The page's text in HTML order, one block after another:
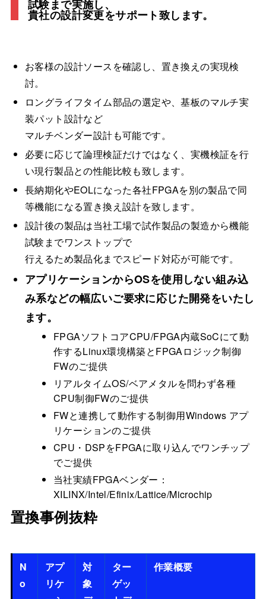
試験まで実施し、
貴社の設計変更をサポート致します。
お客様の設計ソースを確認し、置き換えの実現検
討。
ロングライフタイム部品の選定や、基板のマルチ実
装パット設計など
マルチベンダー設計も可能です。
必要に応じて論理検証だけではなく、実機検証を行
い現行製品との性能比較も致します。
長納期化やEOLになった各社FPGAを別の製品で同
等機能になる置き換え設計を致します。
設計後の製品は当社工場で試作製品の製造から機能
試験までワンストップで
行えるため製品化までスピード対応が可能です。
アプリケーションからOSを使用しない組み込
み系などの幅広いご要求に応じた開発をいたし
ます。
FPGAソフトコアCPU/FPGA内蔵SoCにて動
作するLinux環境構築とFPGAロジック制御
FWのご提供
リアルタイムOS/ベアメタルを問わず各種
CPU制御FWのご提供
FWと連携して動作する制御用Windows アプ
リケーションのご提供
CPU・DSPをFPGAに取り込んでワンチップ
でご提供
当社実績FPGAベンダー：
XILINX/Intel/Efinix/Lattice/Microchip
置換事例抜粋
N
o
アプ
リケ
対
象
ター
ゲッ
作業概要